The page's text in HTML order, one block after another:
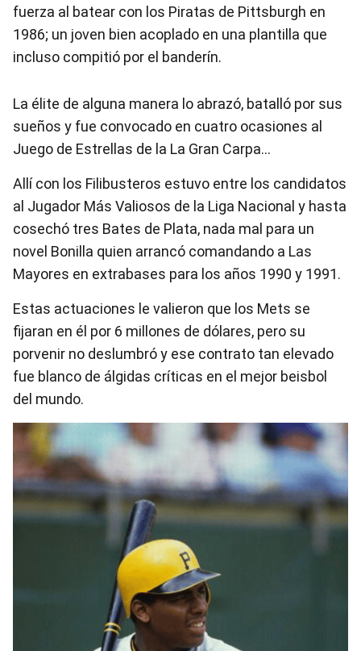
fuerza al batear con los Piratas de Pittsburgh en
1986; un joven bien acoplado en una plantilla que
incluso compitió por el banderín.
La élite de alguna manera lo abrazó, batalló por sus
sueños y fue convocado en cuatro ocasiones al
Juego de Estrellas de la La Gran Carpa…
Allí con los Filibusteros estuvo entre los candidatos
al Jugador Más Valiosos de la Liga Nacional y hasta
cosechó tres Bates de Plata, nada mal para un
novel Bonilla quien arrancó comandando a Las
Mayores en extrabases para los años 1990 y 1991.
Estas actuaciones le valieron que los Mets se
fijaran en él por 6 millones de dólares, pero su
porvenir no deslumbró y ese contrato tan elevado
fue blanco de álgidas críticas en el mejor beisbol
del mundo.